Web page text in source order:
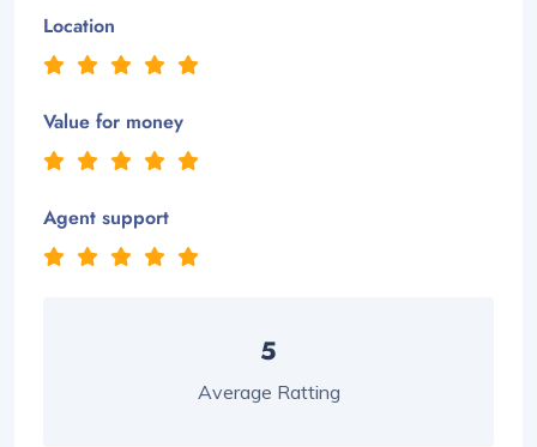
Location
Value for money
Agent support
5
Average Ratting